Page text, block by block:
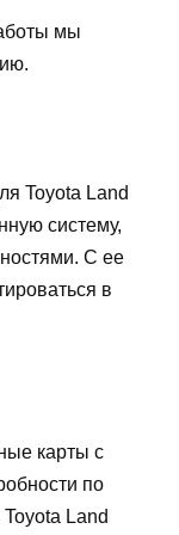
мы
Toyota Land
систему,
С ее
в
карты с
по
Land